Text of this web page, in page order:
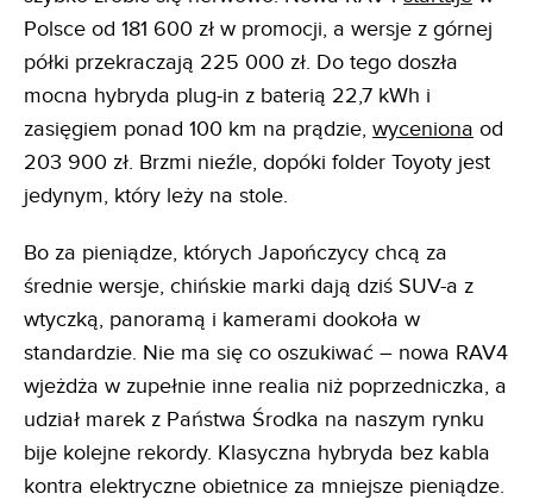
Polsce od 181 600 zł w promocji, a wersje z górnej
półki przekraczają 225 000 zł. Do tego doszła
mocna hybryda plug-in z baterią 22,7 kWh i
zasięgiem ponad 100 km na prądzie, wyceniona od
203 900 zł. Brzmi nieźle, dopóki folder Toyoty jest
jedynym, który leży na stole.
Bo za pieniądze, których Japończycy chcą za
średnie wersje, chińskie marki dają dziś SUV-a z
wtyczką, panoramą i kamerami dookoła w
standardzie. Nie ma się co oszukiwać – nowa RAV4
wjeżdża w zupełnie inne realia niż poprzedniczka, a
udział marek z Państwa Środka na naszym rynku
bije kolejne rekordy. Klasyczna hybryda bez kabla
kontra elektryczne obietnice za mniejsze pieniądze.